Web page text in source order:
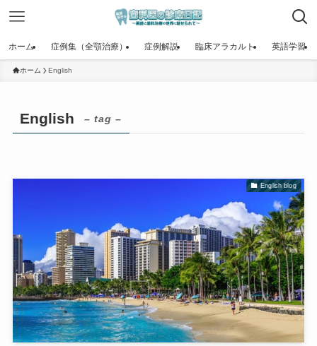
ホーム 症例集（全顎治療） 症例解説 臨床アラカルト 英語学習
ホーム English
English – tag –
English blog